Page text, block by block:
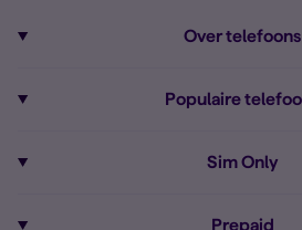
Over telefoons
Alle telefoons
Populaire
Sim Only
Prepaid